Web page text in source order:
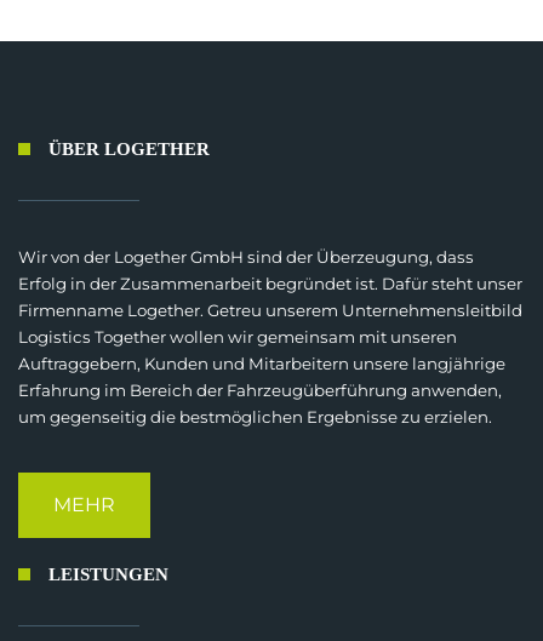
ÜBER LOGETHER
Wir von der Logether GmbH sind der Überzeugung, dass
Erfolg in der Zusammenarbeit begründet ist. Dafür steht unser
Firmenname Logether. Getreu unserem Unternehmensleitbild
Logistics Together wollen wir gemeinsam mit unseren
Auftraggebern, Kunden und Mitarbeitern unsere langjährige
Erfahrung im Bereich der Fahrzeugüberführung anwenden,
um gegenseitig die bestmöglichen Ergebnisse zu erzielen.
MEHR
LEISTUNGEN